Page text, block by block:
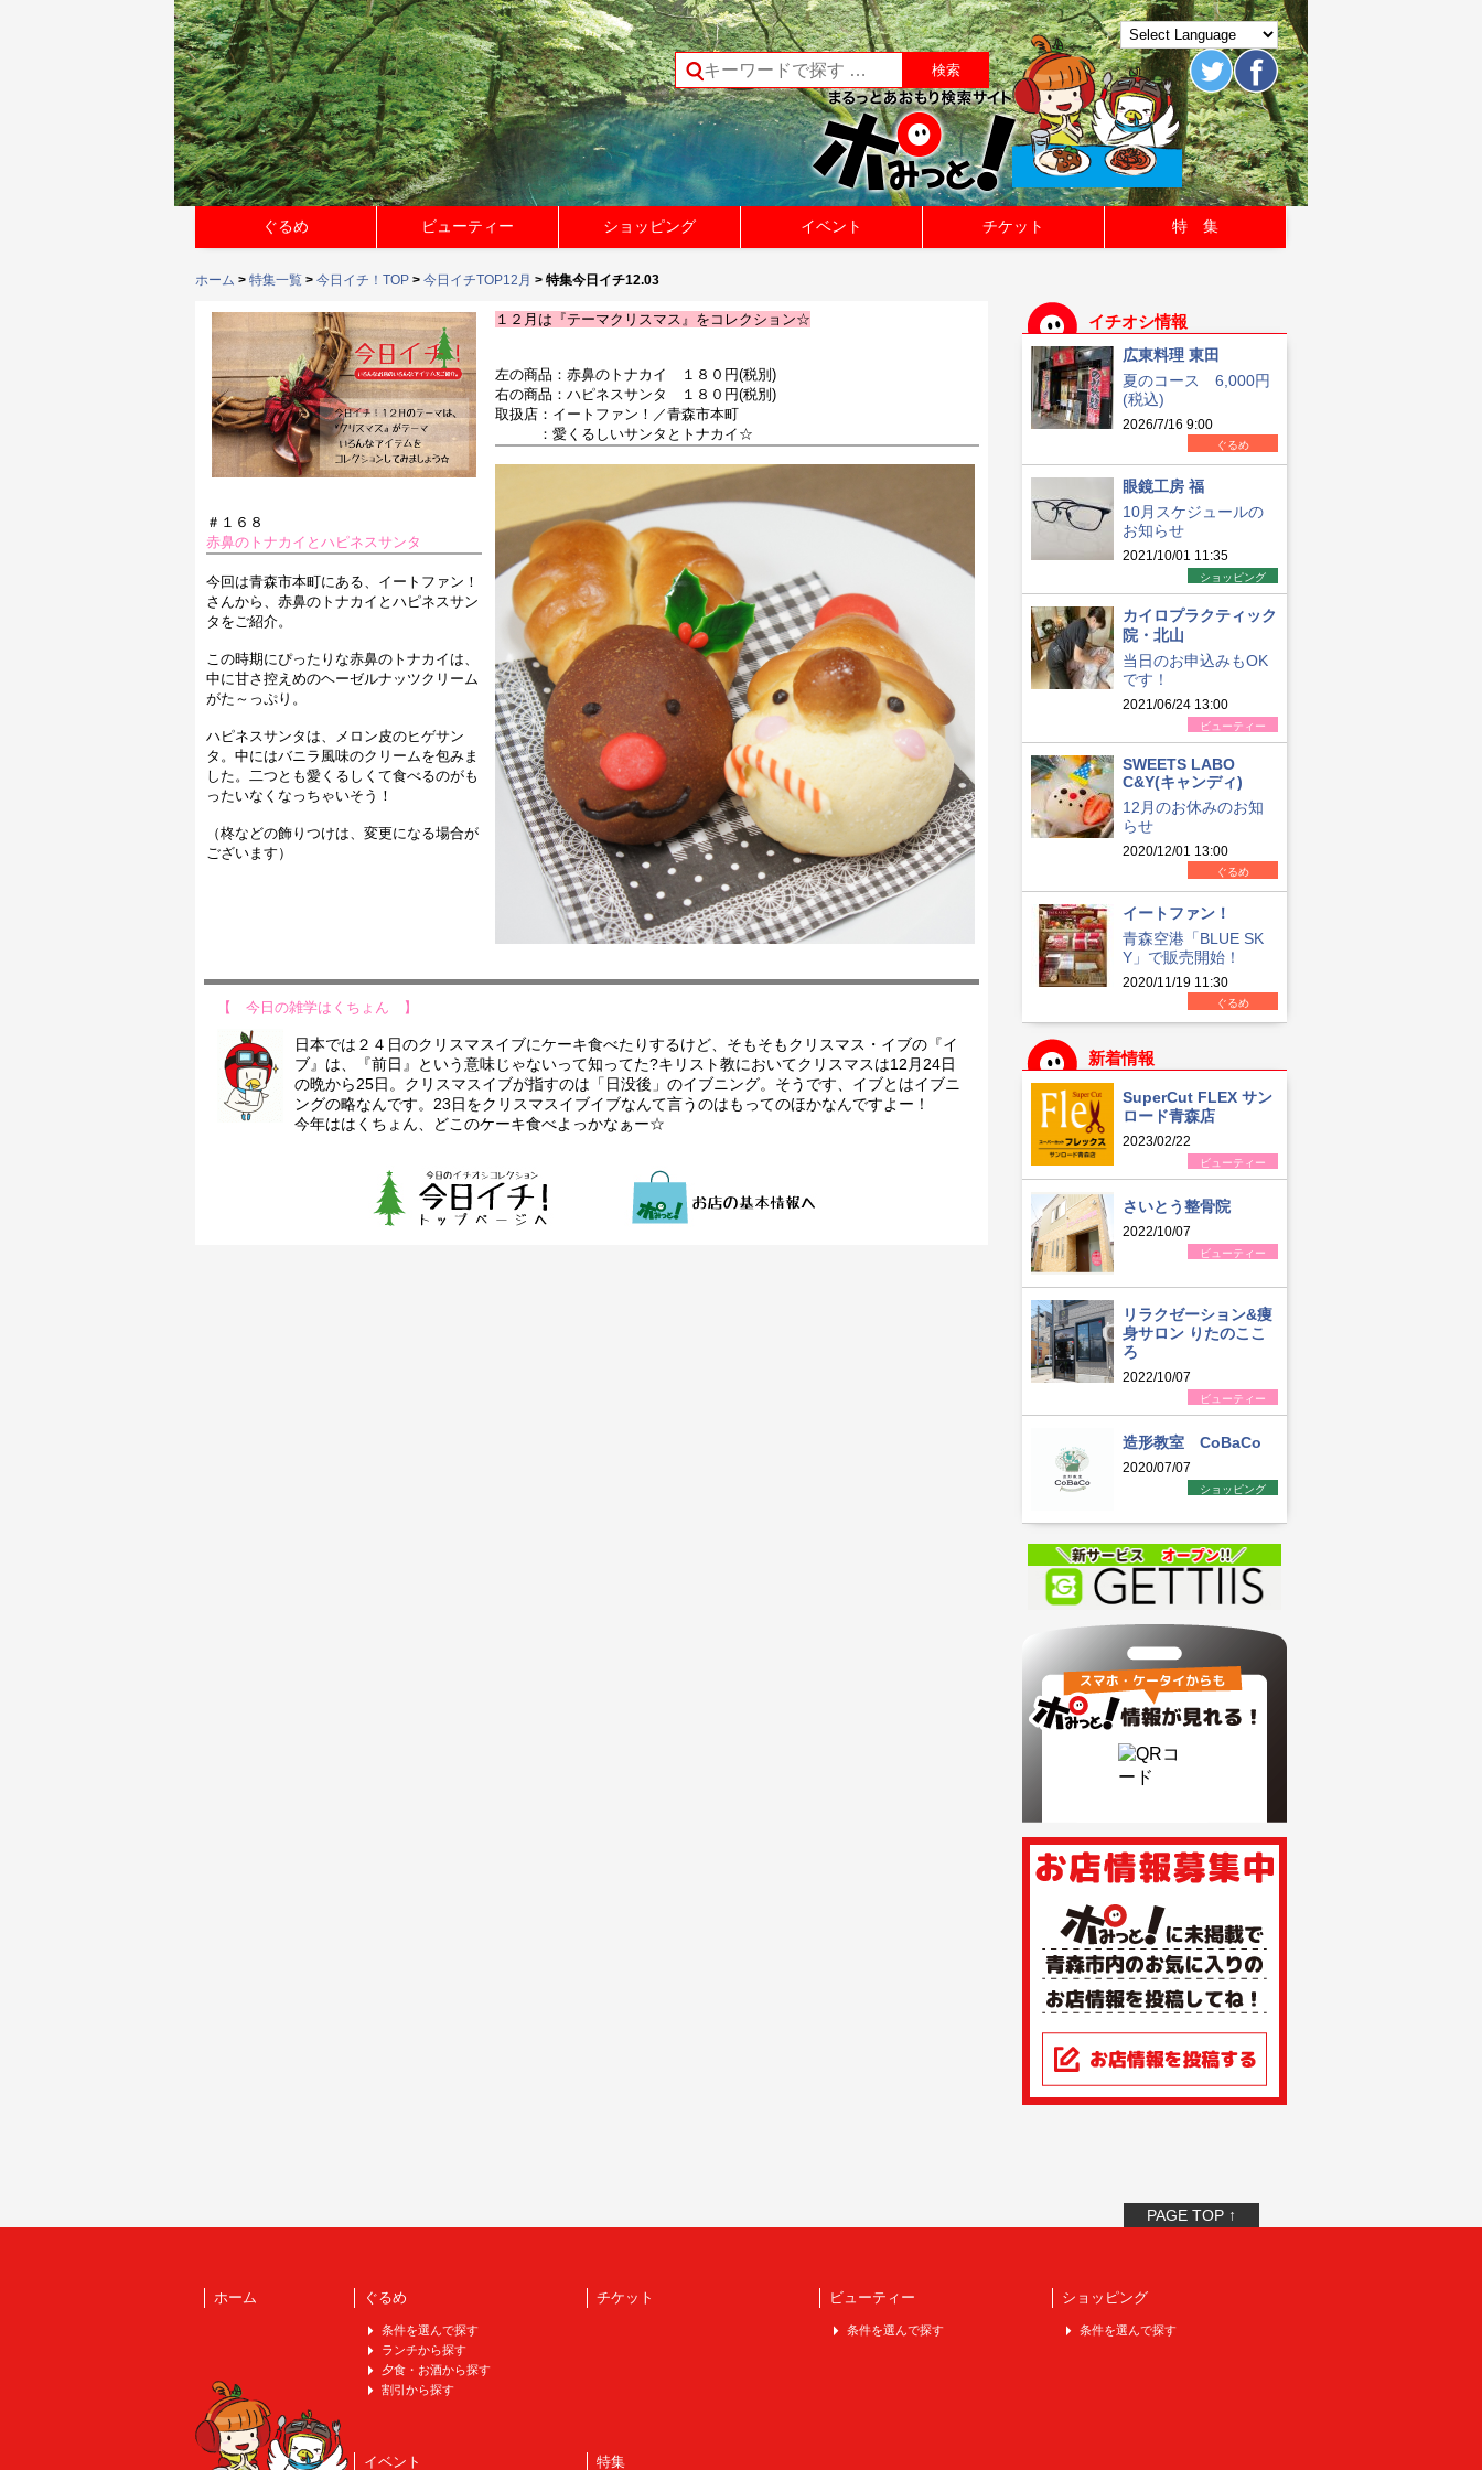
ぐるめ ビューティー ショッピング イベント チケット 特 集
ホーム > 特集一覧 > 今日イチ！TOP > 今日イチTOP12月 > 特集今日イチ12.03
＃１６８
赤鼻のトナカイとハピネスサンタ
今回は青森市本町にある、イートファン！
さんから、赤鼻のトナカイとハピネスサン
タをご紹介。
この時期にぴったりな赤鼻のトナカイは、
中に甘さ控えめのヘーゼルナッツクリーム
がた～っぷり。
ハピネスサンタは、メロン皮のヒゲサン
タ。中にはバニラ風味のクリームを包みま
した。二つとも愛くるしくて食べるのがも
ったいなくなっちゃいそう！
（柊などの飾りつけは、変更になる場合が
ございます）
１２月は『テーマクリスマス』をコレクション☆
左の商品：赤鼻のトナカイ １８０円(税別)
右の商品：ハピネスサンタ １８０円(税別)
取扱店：イートファン！／青森市本町
：愛くるしいサンタとトナカイ☆
【 今日の雑学はくちょん 】
日本では２４日のクリスマスイブにケーキ食べたりするけど、そもそもクリスマス・イブの『イ
ブ』は、『前日』という意味じゃないって知ってた?キリスト教においてクリスマスは12月24日
の晩から25日。クリスマスイブが指すのは「日没後」のイブニング。そうです、イブとはイブニ
ングの略なんです。23日をクリスマスイブイブなんて言うのはもってのほかなんですよー！
今年ははくちょん、どこのケーキ食べよっかなぁー☆
イチオシ情報
広東料理 東田
夏のコース 6,000円
(税込)
2026/7/16 9:00
ぐるめ
眼鏡工房 福
10月スケジュールの
お知らせ
2021/10/01 11:35
ショッピング
カイロプラクティック
院・北山
当日のお申込みもOK
です！
2021/06/24 13:00
ビューティー
SWEETS LABO
C&Y(キャンディ)
12月のお休みのお知
らせ
2020/12/01 13:00
ぐるめ
イートファン！
青森空港「BLUE SK
Y」で販売開始！
2020/11/19 11:30
ぐるめ
新着情報
SuperCut FLEX サン
ロード青森店
2023/02/22
ビューティー
さいとう整骨院
2022/10/07
ビューティー
リラクゼーション&痩
身サロン りたのここ
ろ
2022/10/07
ビューティー
造形教室 CoBaCo
2020/07/07
ショッピング
PAGE TOP ↑
ホーム ぐるめ
条件を選んで探す
ランチから探す
夕食・お酒から探す
割引から探す
チケット ビューティー
条件を選んで探す
ショッピング
条件を選んで探す
イベント 特集